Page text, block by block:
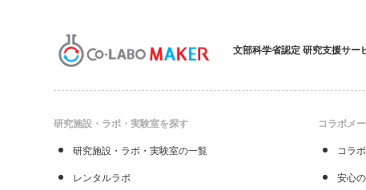
文部科学省認定 研究支援サー
研究施設・ラボ・実験室を探す
研究施設・ラボ・実験室の一覧
レンタルラボ
コラボメ
コラ
安心